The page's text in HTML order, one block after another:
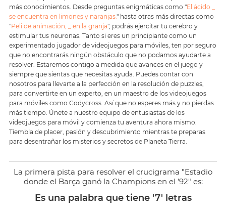
más conocimientos. Desde preguntas enigmáticas como "El ácido _
se encuentra en limones y naranjas." hasta otras más directas como
"Peli de animación, _ en la granja", podrás ejercitar tu cerebro y
estimular tus neuronas. Tanto si eres un principiante como un
experimentado jugador de videojuegos para móviles, ten por seguro
que no encontrarás ningún obstáculo que no podamos ayudarte a
resolver. Estaremos contigo a medida que avances en el juego y
siempre que sientas que necesitas ayuda. Puedes contar con
nosotros para llevarte a la perfección en la resolución de puzzles,
para convertirte en un experto, en un maestro de los videojuegos
para móviles como Codycross. Así que no esperes más y no pierdas
más tiempo. Únete a nuestro equipo de entusiastas de los
videojuegos para móvil y comienza tu aventura ahora mismo.
Tiembla de placer, pasión y descubrimiento mientras te preparas
para desentrañar los misterios y secretos de Planeta Tierra.
La primera pista para resolver el crucigrama "Estadio
donde el Barça ganó la Champions en el ’92" es:
Es una palabra que tiene '7' letras